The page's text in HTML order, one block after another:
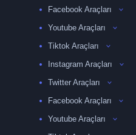
Facebook Araçları
Youtube Araçları
Tiktok Araçları
Instagram Araçları
Twitter Araçları
Facebook Araçları
Youtube Araçları